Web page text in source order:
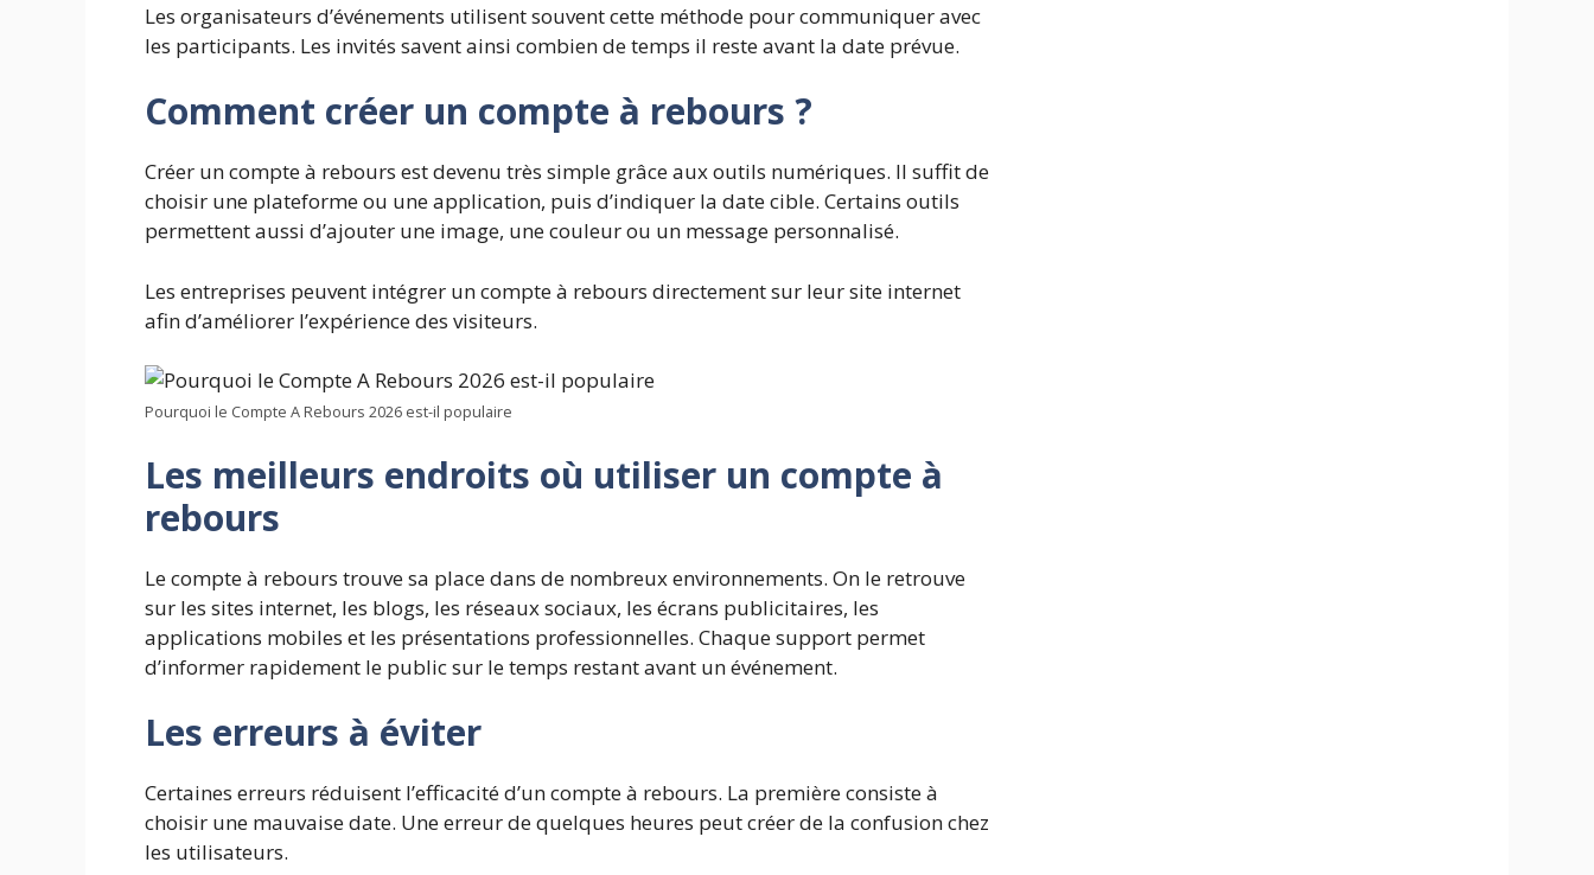
Les organisateurs d’événements utilisent souvent cette méthode pour communiquer avec
les participants. Les invités savent ainsi combien de temps il reste avant la date prévue.
Comment créer un compte à rebours ?
Créer un compte à rebours est devenu très simple grâce aux outils numériques. Il suffit de
choisir une plateforme ou une application, puis d’indiquer la date cible. Certains outils
permettent aussi d’ajouter une image, une couleur ou un message personnalisé.
Les entreprises peuvent intégrer un compte à rebours directement sur leur site internet
afin d’améliorer l’expérience des visiteurs.
Pourquoi le Compte A Rebours 2026 est-il populaire
Les meilleurs endroits où utiliser un compte à
rebours
Le compte à rebours trouve sa place dans de nombreux environnements. On le retrouve
sur les sites internet, les blogs, les réseaux sociaux, les écrans publicitaires, les
applications mobiles et les présentations professionnelles. Chaque support permet
d’informer rapidement le public sur le temps restant avant un événement.
Les erreurs à éviter
Certaines erreurs réduisent l’efficacité d’un compte à rebours. La première consiste à
choisir une mauvaise date. Une erreur de quelques heures peut créer de la confusion chez
les utilisateurs.